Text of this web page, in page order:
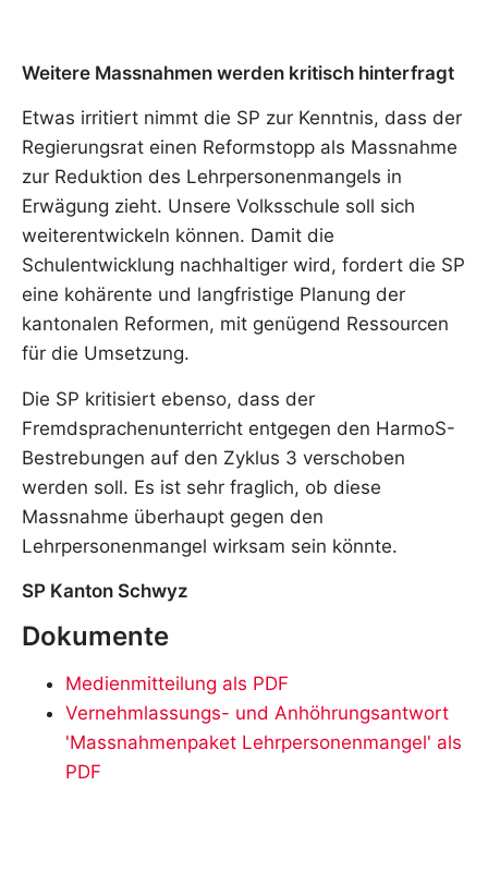
Weitere Massnahmen werden kritisch hinterfragt
Etwas irritiert nimmt die SP zur Kenntnis, dass der
Regierungsrat einen Reformstopp als Massnahme
zur Reduktion des Lehrpersonenmangels in
Erwägung zieht. Unsere Volksschule soll sich
weiterentwickeln können. Damit die
Schulentwicklung nachhaltiger wird, fordert die SP
eine kohärente und langfristige Planung der
kantonalen Reformen, mit genügend Ressourcen
für die Umsetzung.
Die SP kritisiert ebenso, dass der
Fremdsprachenunterricht entgegen den HarmoS-
Bestrebungen auf den Zyklus 3 verschoben
werden soll. Es ist sehr fraglich, ob diese
Massnahme überhaupt gegen den
Lehrpersonenmangel wirksam sein könnte.
SP Kanton Schwyz
Dokumente
Medienmitteilung als PDF
Vernehmlassungs- und Anhöhrungsantwort
'Massnahmenpaket Lehrpersonenmangel' als
PDF